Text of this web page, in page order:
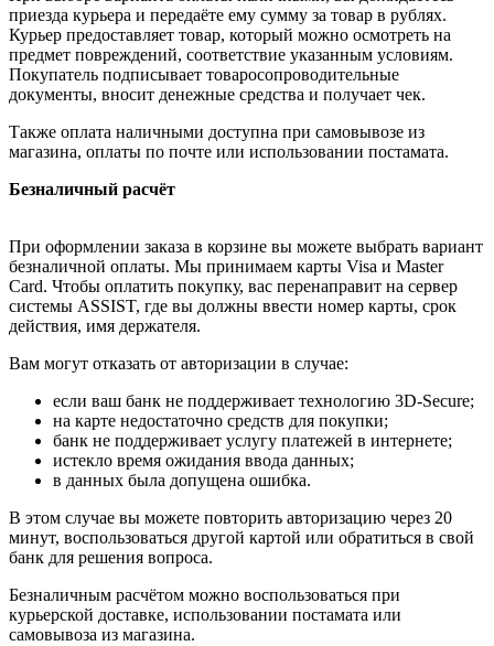
приезда курьера и передаёте ему сумму за товар в рублях.
Курьер предоставляет товар, который можно осмотреть на
предмет повреждений, соответствие указанным условиям.
Покупатель подписывает товаросопроводительные
документы, вносит денежные средства и получает чек.
Также оплата наличными доступна при самовывозе из
магазина, оплаты по почте или использовании постамата.
Безналичный расчёт
При оформлении заказа в корзине вы можете выбрать вариант
безналичной оплаты. Мы принимаем карты Visa и Master
Card. Чтобы оплатить покупку, вас перенаправит на сервер
системы ASSIST, где вы должны ввести номер карты, срок
действия, имя держателя.
Вам могут отказать от авторизации в случае:
если ваш банк не поддерживает технологию 3D-Secure;
на карте недостаточно средств для покупки;
банк не поддерживает услугу платежей в интернете;
истекло время ожидания ввода данных;
в данных была допущена ошибка.
В этом случае вы можете повторить авторизацию через 20
минут, воспользоваться другой картой или обратиться в свой
банк для решения вопроса.
Безналичным расчётом можно воспользоваться при
курьерской доставке, использовании постамата или
самовывоза из магазина.